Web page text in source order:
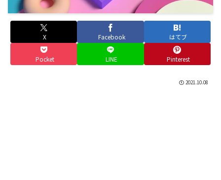
X Facebook はてブ
Pocket LINE Pinterest
2021.10.08